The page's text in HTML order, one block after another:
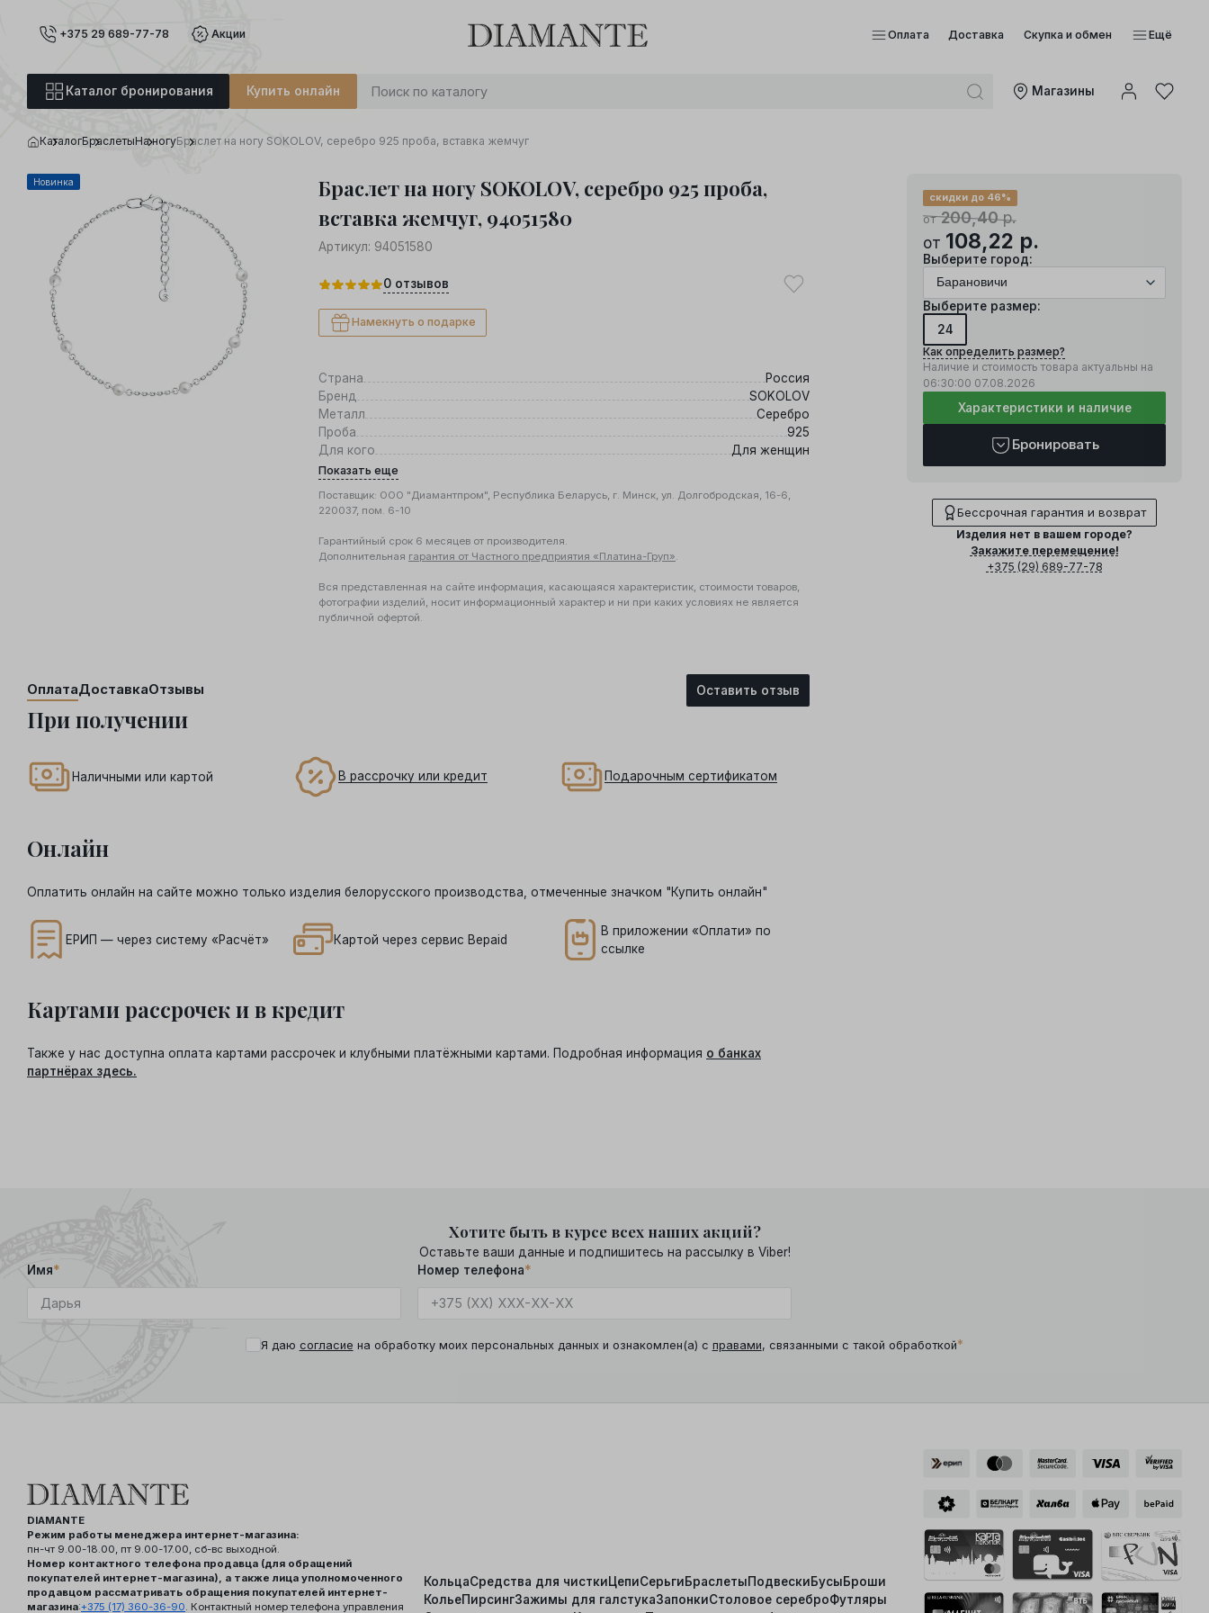
+375 29 689-77-78 Акции Оплата Доставка Скупка и обмен Ещё
Каталог бронирования Купить онлайн Mагазины
0 : 0 0
КаталогБраслетыНа ногуБраслет на ногу SOKOLOV, серебро 925 проба, вставка жемчуг
Новинка
Браслет на ногу SOKOLOV, серебро 925 проба,
вставка жемчуг, 94051580
Артикул: 94051580
0 отзывов
Намекнуть о подарке
от200,40р.
скидки до 46%
от 108,22 р.
Выберите город:
Выберите размер:
24
Как определить размер?
Наличие и стоимость товара актуальны на
06:30:00 07.08.2026
Характеристики и наличие
Бронировать
Бессрочная гарантия и возврат
Изделия нет в вашем городе?
Закажите перемещение!
+375 (29) 689-77-78
Страна
Россия
Бренд
SOKOLOV
Металл
Серебро
Проба
925
Для кого
Для женщин
Показать еще
Поставщик: ООО "Диамантпром", Республика Беларусь, г. Минск, ул. Долгобродская, 16-6,
220037, пом. 6-10
Гарантийный срок 6 месяцев от производителя.
Дополнительная гарантия от Частного предприятия «Платина-Груп».
Вся представленная на сайте информация, касающаяся характеристик, стоимости товаров,
фотографии изделий, носит информационный характер и ни при каких условиях не является
публичной офертой.
Оплата
При получении
Наличными или картой В рассрочку или кредит Подарочным сертификатом
Онлайн
Оплатить онлайн на сайте можно только изделия белорусского производства, отмеченные значком "Купить онлайн"
ЕРИП — через систему «Расчёт» Картой через сервис Bepaid
В приложении «Оплати» по
ссылке
Картами рассрочек и в кредит
Также у нас доступна оплата картами рассрочек и клубными платёжными картами. Подробная информация о банках
партнёрах здесь.
ДоставкаОтзывы Оставить отзыв
Хотите быть в курсе всех наших акций?
Оставьте ваши данные и подпишитесь на рассылку в Viber!
Имя* Номер телефона*
Я даю согласие на обработку моих персональных данных и ознакомлен(а) с правами, связанными с такой обработкой*
DIAMANTE
Режим работы менеджера интернет-магазина:
пн-чт 9.00-18.00, пт 9.00-17.00, сб-вс выходной.
Номер контактного телефона продавца (для обращений
покупателей интернет-магазина), а также лица уполномоченного
продавцом рассматривать обращения покупателей интернет-
магазина:+375 (17) 360-36-90 . Контактный номер телефона управления
КольцаСредства для чисткиЦепиСерьгиБраслетыПодвескиБусыБроши
КольеПирсингЗажимы для галстукаЗапонкиСтоловое сереброФутляры